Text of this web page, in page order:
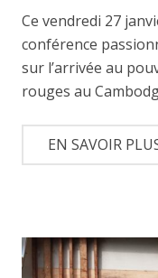
Ce vendredi 27
conférence
sur l’arrivée au
rouges au
EN SAVOIR